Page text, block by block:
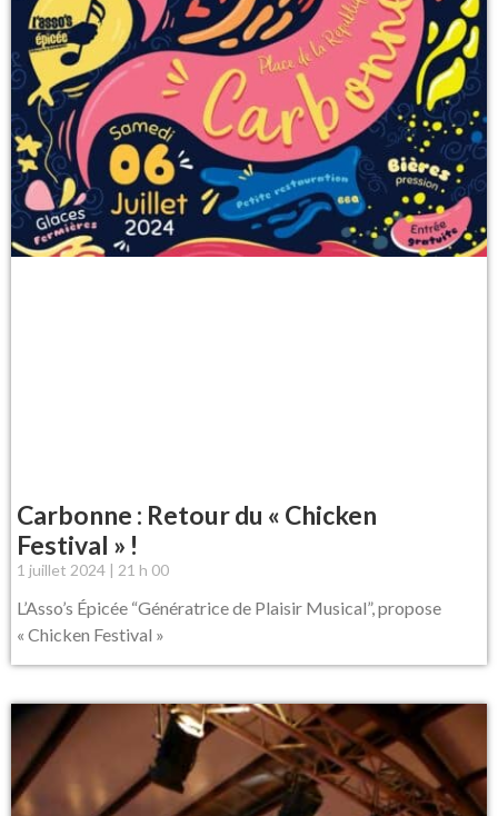
Carbonne : Retour du « Chicken
Festival » !
1 juillet 2024 21 h 00
L’Asso’s Épicée “Génératrice de Plaisir Musical”, propose
« Chicken Festival »